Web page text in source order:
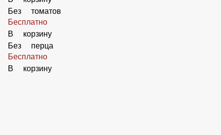
Без маслин
Бесплатно
В корзину
Без огурцов
Бесплатно
В корзину